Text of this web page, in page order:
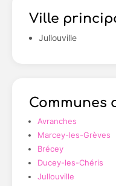
Ville
Jullouville
Communes
Avranches
Marcey-les-Grèves
Brécey
Ducey-les-Chéris
Jullouville